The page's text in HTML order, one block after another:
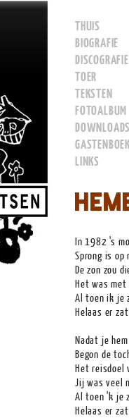
THUIS
BIOGRAFIE
DISCOGRAFIE
TOER
TEKSTEN
FOTOALBUM
DOWNLOADS
GASTENBOEK
LINKS
In 1982 's
Sprong is
De zon zou
Het was
Al toen ik je
Helaas er
Nadat je
Begon de
Het reisdoel
Jij was veel
Al toen 'k je
Helaas er